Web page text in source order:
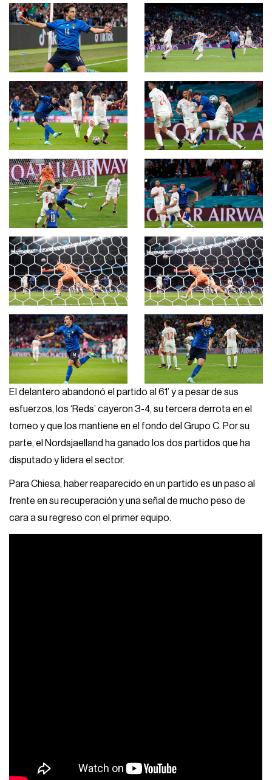
El delantero abandonó el partido al 61’ y a pesar de sus
esfuerzos, los ‘Reds’ cayeron 3-4, su tercera derrota en el
torneo y que los mantiene en el fondo del Grupo C. Por su
parte, el Nordsjaelland ha ganado los dos partidos que ha
disputado y lidera el sector.
Para Chiesa, haber reaparecido en un partido es un paso al
frente en su recuperación y una señal de mucho peso de
cara a su regreso con el primer equipo.